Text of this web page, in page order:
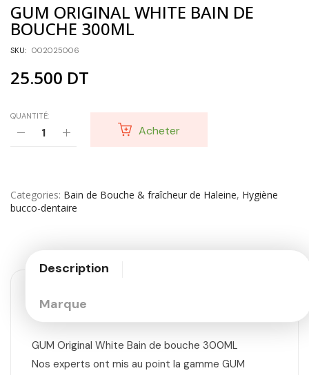
GUM ORIGINAL WHITE BAIN DE
BOUCHE 300ML
SKU: 002025006
25.500 DT
QUANTITÉ:
Acheter
Categories Bain de Bouche & fraîcheur de Haleine, Hygiène
bucco-dentaire
Description
Marque
GUM Original White Bain de bouche 300ML
Nos experts ont mis au point la gamme GUM